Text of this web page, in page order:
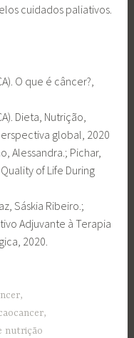
cuidados paliativos.
O que é câncer?,
Dieta, Nutrição,
global, 2020
Alessandra.; Pichar,
of Life During
Sáskia Ribeiro.;
Adjuvante à Terapia
2020.
,
,
nutrição